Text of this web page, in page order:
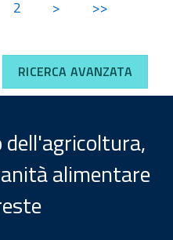
2 > >>
RICERCA AVANZATA
alimentare